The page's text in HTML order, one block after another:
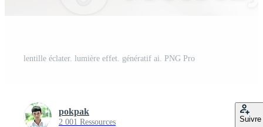
lentille éclater. lumière effet. génératif ai. PNG Pro
pokpak
2 001 Ressources Suivre